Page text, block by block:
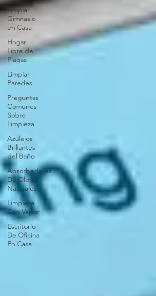
Limpiar
Gimnasio
en Casa
Hogar
Libre de
Plagas
Limpiar
Paredes
Preguntas
Comunes
Sobre
Limpieza
Azulejos
Brillantes
del Baño
Absorbedores
De Olores
Naturales:
Limpieza
Con Vapor
Escritorio
De Oficina
En Casa